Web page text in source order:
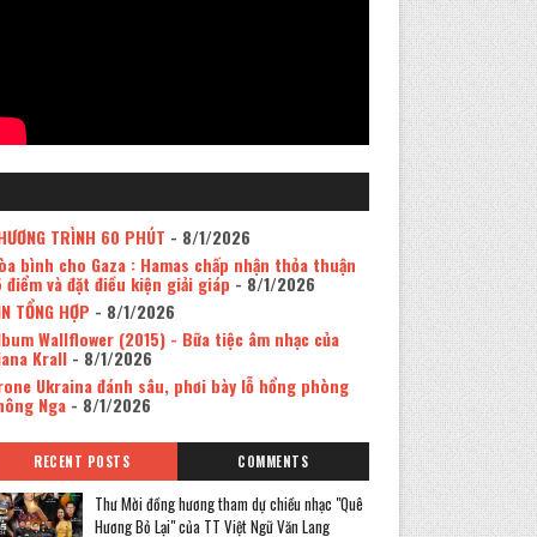
TRÌNH 60 PHÚT - 8/1/2026
bình cho Gaza : Hamas chấp nhận thỏa thuận
điểm và đặt điều kiện giải giáp - 8/1/2026
TỔNG HỢP - 8/1/2026
Wallflower (2015) - Bữa tiệc âm nhạc của
Krall- 8/1/2026
Ukraina đánh sâu, phơi bày lỗ hổng phòng
Nga- 8/1/2026
RECENT POSTS COMMENTS
Thư Mời đồng hương tham dự chiều nhạc "Quê
Hương Bỏ Lại" của TT Việt Ngữ Văn Lang